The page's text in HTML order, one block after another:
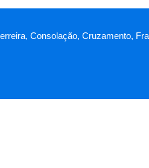
Consolação, Cruzamento,